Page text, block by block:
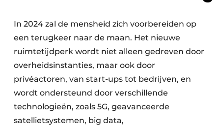
In 2024 zal de mensheid zich voorbereiden op
een terugkeer naar de maan. Het nieuwe
ruimtetijdperk wordt niet alleen gedreven door
overheidsinstanties, maar ook door
privéactoren, van start-ups tot bedrijven, en
wordt ondersteund door verschillende
technologieën, zoals 5G, geavanceerde
satellietsystemen, big data,